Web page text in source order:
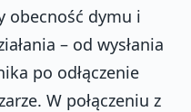
obecność dymu i
– od wysłania
po odłączenie
W połączeniu z